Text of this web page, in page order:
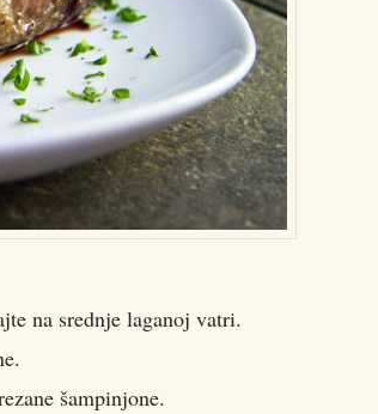
na srednje laganoj vatri.
šampinjone.